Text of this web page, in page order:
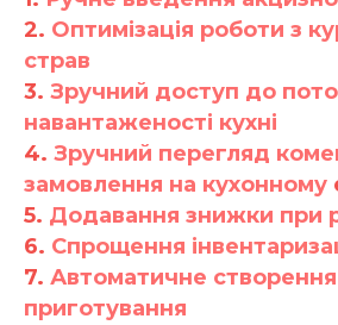
2. Оптимізація роботи з
страв
3. Зручний доступ до
навантаженості кухні
4. Зручний перегляд
замовлення на кухонному
5. Додавання знижки при
6. Спрощення
7. Автоматичне створення
приготування